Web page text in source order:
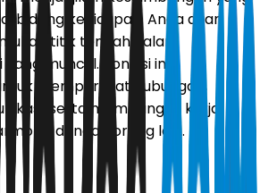
bidang kehidupan. Anda akan
titik tengah dalam
muncul. Kondisi ini
memperkuat hubungan,
serta membangun kerja
dengan orang lain.